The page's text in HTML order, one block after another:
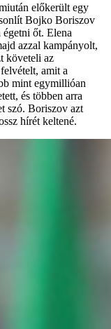
előkerült egy
Bojko Boriszov
őt. Elena
azzal kampányolt,
követeli az
amit a
mint egymillióan
és többen arra
szó. Boriszov azt
hírét keltené.